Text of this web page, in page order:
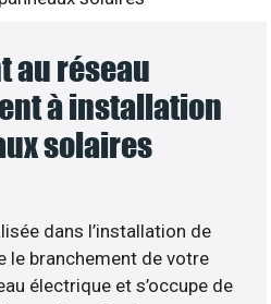
au réseau
à installation
solaires
dans l’installation de
le branchement de votre
électrique et s’occupe de